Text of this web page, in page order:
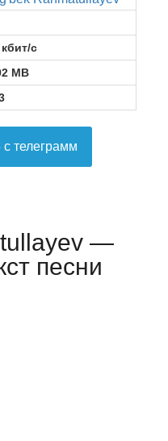
с
MB
с телеграмм
—
песни